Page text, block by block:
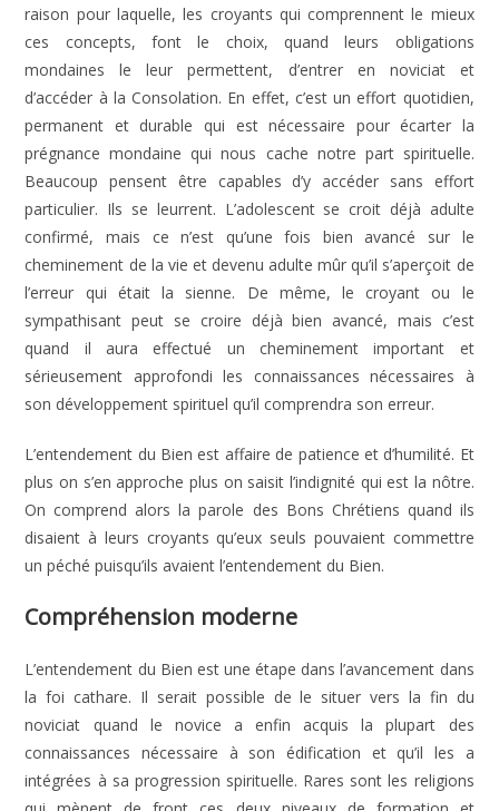
raison pour laquelle, les croyants qui comprennent le mieux
ces concepts, font le choix, quand leurs obligations
mondaines le leur permettent, d’entrer en noviciat et
d’accéder à la Consolation. En effet, c’est un effort quotidien,
permanent et durable qui est nécessaire pour écarter la
prégnance mondaine qui nous cache notre part spirituelle.
Beaucoup pensent être capables d’y accéder sans effort
particulier. Ils se leurrent. L’adolescent se croit déjà adulte
confirmé, mais ce n’est qu’une fois bien avancé sur le
cheminement de la vie et devenu adulte mûr qu’il s’aperçoit de
l’erreur qui était la sienne. De même, le croyant ou le
sympathisant peut se croire déjà bien avancé, mais c’est
quand il aura effectué un cheminement important et
sérieusement approfondi les connaissances nécessaires à
son développement spirituel qu’il comprendra son erreur.
L’entendement du Bien est affaire de patience et d’humilité. Et
plus on s’en approche plus on saisit l’indignité qui est la nôtre.
On comprend alors la parole des Bons Chrétiens quand ils
disaient à leurs croyants qu’eux seuls pouvaient commettre
un péché puisqu’ils avaient l’entendement du Bien.
Compréhension moderne
L’entendement du Bien est une étape dans l’avancement dans
la foi cathare. Il serait possible de le situer vers la fin du
noviciat quand le novice a enfin acquis la plupart des
connaissances nécessaire à son édification et qu’il les a
intégrées à sa progression spirituelle. Rares sont les religions